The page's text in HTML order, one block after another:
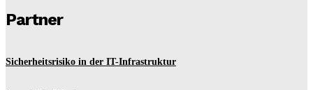
Partner
Sicherheitsrisiko in der IT-Infrastruktur